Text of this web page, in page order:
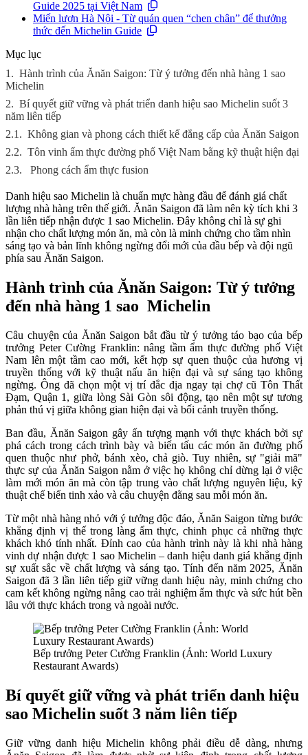
Guide 2025 tại Việt Nam
Miến lươn Hà Nội - Từ quán quen “chen chân” để thưởng
thức đến Michelin Guide
Mục lục
1. Hành trình của Ănăn Saigon: Từ ý tưởng đến nhà hàng 1 sao
Michelin
2. Bí quyết giữ vững và phát triển danh hiệu sao Michelin suốt 3
năm liên tiếp
2.1. Không gian và phong cách thiết kế đẳng cấp của Ănăn Saigon
2.2. Tôn vinh ẩm thực đường phố Việt Nam bằng kỹ thuật hiện đại
2.3.
Phong cách ẩm thực fusion
Danh hiệu sao Michelin là chuẩn mực hàng đầu để đánh giá chất
lượng nhà hàng trên thế giới. Ănăn Saigon đã làm nên kỳ tích khi 3
lần liên tiếp nhận được 1 sao Michelin. Đây không chỉ là sự ghi
nhận cho chất lượng món ăn, mà còn là minh chứng cho tầm nhìn
sáng tạo và bản lĩnh không ngừng đổi mới của đầu bếp và đội ngũ
phía sau Ănăn Saigon.
Hành trình của Ănăn Saigon: Từ ý tưởng
đến nhà hàng 1 sao Michelin
Câu chuyện của Ănăn Saigon bắt đầu từ ý tưởng táo bạo của bếp
trưởng Peter Cường Franklin: nâng tầm ẩm thực đường phố Việt
Nam lên một tầm cao mới, kết hợp sự quen thuộc của hương vị
truyền thống với kỹ thuật nấu ăn hiện đại và sự sáng tạo không
ngừng. Ông đã chọn một vị trí đắc địa ngay tại chợ cũ Tôn Thất
Đạm, Quận 1, giữa lòng Sài Gòn sôi động, tạo nên một sự tương
phản thú vị giữa không gian hiện đại và bối cảnh truyền thống.
Ban đầu, Ănăn Saigon gây ấn tượng mạnh với thực khách bởi sự
phá cách trong cách trình bày và biến tấu các món ăn đường phố
quen thuộc như phở, bánh xèo, chả giò. Tuy nhiên, sự "giải mã"
thực sự của Ănăn Saigon nằm ở việc họ không chỉ dừng lại ở việc
làm mới món ăn mà còn tập trung vào chất lượng nguyên liệu, kỹ
thuật chế biến tinh xảo và câu chuyện đằng sau mỗi món ăn.
Từ một nhà hàng nhỏ với ý tưởng độc đáo, Ănăn Saigon từng bước
khẳng định vị thế trong làng ẩm thực, chinh phục cả những thực
khách khó tính nhất. Đỉnh cao của hành trình này là khi nhà hàng
vinh dự nhận được 1 sao Michelin – danh hiệu danh giá khẳng định
sự xuất sắc về chất lượng và sáng tạo. Tính đến năm 2025, Ănăn
Saigon đã 3 lần liên tiếp giữ vững danh hiệu này, minh chứng cho
cam kết không ngừng nâng cao trải nghiệm ẩm thực và sức hút bền
lâu với thực khách trong và ngoài nước.
Bếp trưởng Peter Cường Franklin (Ảnh: World Luxury
Restaurant Awards)
Bí quyết giữ vững và phát triển danh hiệu
sao Michelin suốt 3 năm liên tiếp
Giữ vững danh hiệu Michelin không phải điều dễ dàng, nhưng